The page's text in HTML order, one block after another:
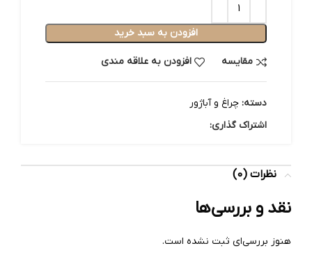
افزودن به سبد خرید
مقایسه افزودن به علاقه مندی
دسته: چراغ و آباژور
اشتراک گذاری:
نظرات (0)
نقد و بررسی‌ها
هنوز بررسی‌ای ثبت نشده است.